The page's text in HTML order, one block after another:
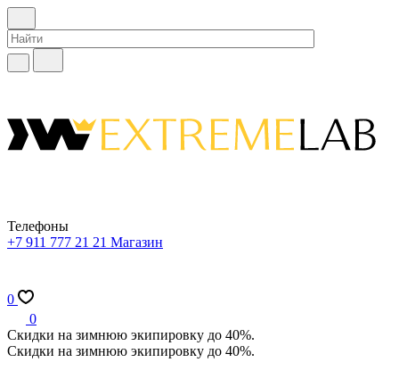
Телефоны
+7 911 777 21 21 Магазин
0
0
Скидки на зимнюю экипировку до 40%.
Скидки на зимнюю экипировку до 40%.